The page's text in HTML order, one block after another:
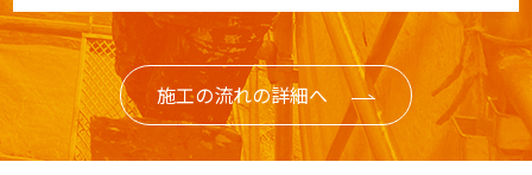
施工の流れの詳細へ